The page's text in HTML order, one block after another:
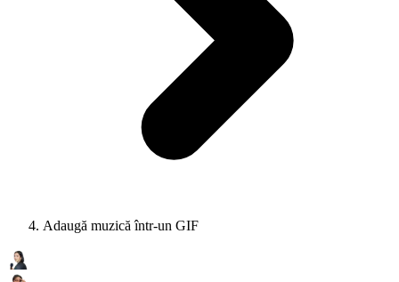
Adaugă muzică într-un GIF